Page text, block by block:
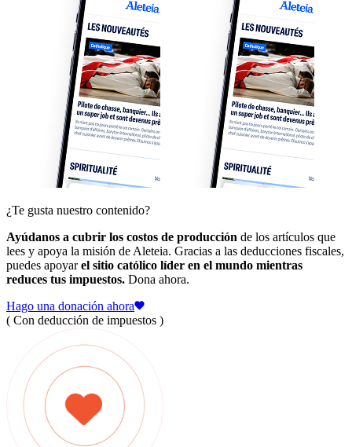
¿Te gusta nuestro contenido?
Ayúdanos a cubrir los costos de producción de los artículos que
lees y apoya la misión de Aleteia. Gracias a las deducciones fiscales,
puedes apoyarel sitio católico líder en el mundo mientras
reduces tus impuestos. Dona ahora.
Hago una donación ahora
( Con deducción de impuestos )